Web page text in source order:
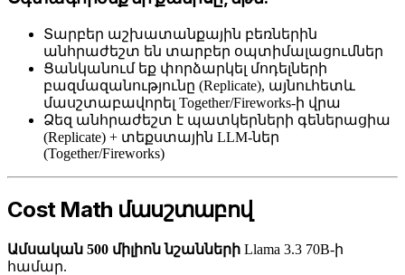
Տարբեր աշխատանքային բեռներին
անհրաժեշտ են տարբեր օպտիմալացումներ
Ցանկանում եք փորձարկել մոդելների
բազմազանությունը (Replicate), այնուհետև
մասշտաբավորել Together/Fireworks-ի վրա
Ձեզ անհրաժեշտ է պատկերների գեներացիա
(Replicate) + տեքստային LLM-ներ
(Together/Fireworks)
Cost Math մասշտաբով
Ամսական 500 միլիոն նշանների Llama 3.3 70B-ի
համար.